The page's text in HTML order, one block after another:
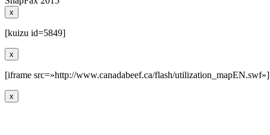
x
[kuizu id=5849]
x
[iframe src=»http://www.canadabeef.ca/flash/utilization_mapEN.swf»]
x